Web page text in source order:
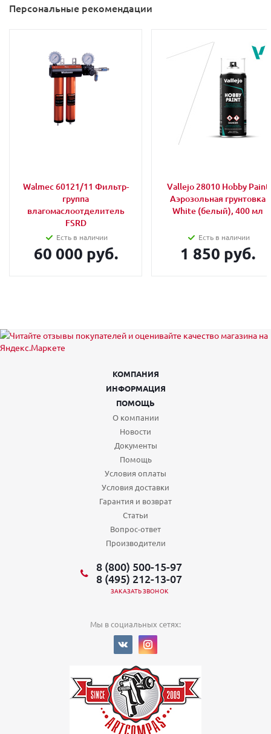
Персональные рекомендации
Walmec 60121/11 Фильтр-
группа
влагомаслоотделитель
FSRD
Есть в наличии
60 000 руб.
Vallejo 28010 Hobby Paint
Аэрозольная грунтовка
White (белый), 400 мл
Есть в наличии
1 850 руб.
КОМПАНИЯ
ИНФОРМАЦИЯ
ПОМОЩЬ
О компании
Новости
Документы
Помощь
Условия оплаты
Условия доставки
Гарантия и возврат
Статьи
Вопрос-ответ
Производители
8 (800) 500-15-97
8 (495) 212-13-07
ЗАКАЗАТЬ ЗВОНОК
Мы в социальных сетях: